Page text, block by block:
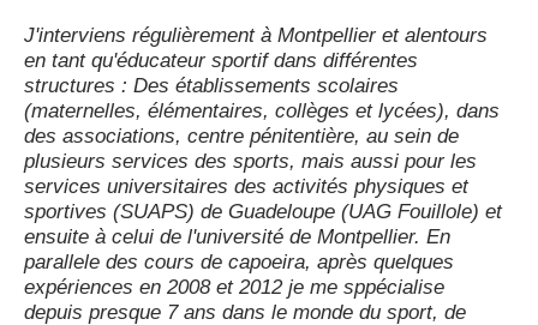
J'interviens régulièrement à Montpellier et alentours
en tant qu'éducateur sportif dans différentes
structures : Des établissements scolaires
(maternelles, élémentaires, collèges et lycées), dans
des associations, centre pénitentière, au sein de
plusieurs services des sports, mais aussi pour les
services universitaires des activités physiques et
sportives (SUAPS) de Guadeloupe (UAG Fouillole) et
ensuite à celui de l'université de Montpellier. En
parallele des cours de capoeira, après quelques
expériences en 2008 et 2012 je me sppécialise
depuis presque 7 ans dans le monde du sport, de